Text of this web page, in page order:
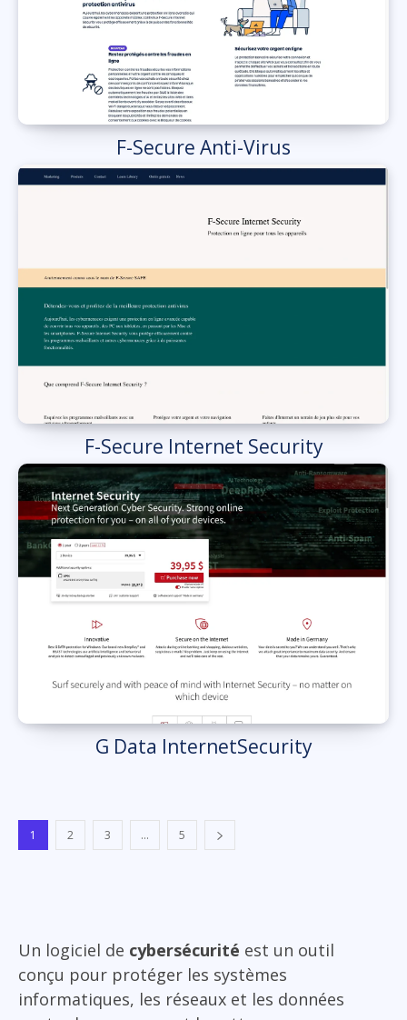
F-Secure Anti-Virus
F-Secure Internet Security
G Data InternetSecurity
1 2 3 ... 5
Un logiciel de cybersécurité est un outil
conçu pour protéger les systèmes
informatiques, les réseaux et les données